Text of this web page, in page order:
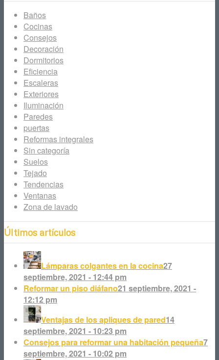
Baños
Cocinas
Consejos
Decoración
Dormitorios
Eficiencia
Escaleras
Exteriores
Iluminación
Paredes
puertas
Reformas integrales
Sin categoría
Suelos
Tejado
Tendencias
Ventanas
Zona de lavado
Últimos artículos
Lámparas colgantes en la cocina27
septiembre, 2021 - 12:44 pm
Reformar un piso diáfano21 septiembre, 2021 -
12:12 pm
Ventajas de los apliques de pared14
septiembre, 2021 - 10:23 pm
Consejos para reformar una habitación pequeña7
septiembre, 2021 - 10:02 pm